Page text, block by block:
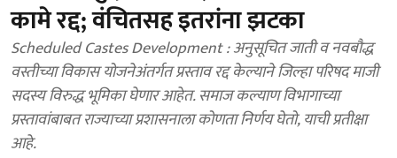
कामे रद्द; वंचितसह इतरांना झटका
Scheduled Castes Development : अनुसूचित जाती व नवबौद्ध
वस्तीच्या विकास योजनेअंतर्गत प्रस्ताव रद्द केल्याने जिल्हा परिषद माजी
सदस्य विरुद्ध भूमिका घेणार आहेत. समाज कल्याण विभागाच्या
प्रस्तावांबाबत राज्याच्या प्रशासनाला कोणता निर्णय घेतो, याची प्रतीक्षा
आहे.